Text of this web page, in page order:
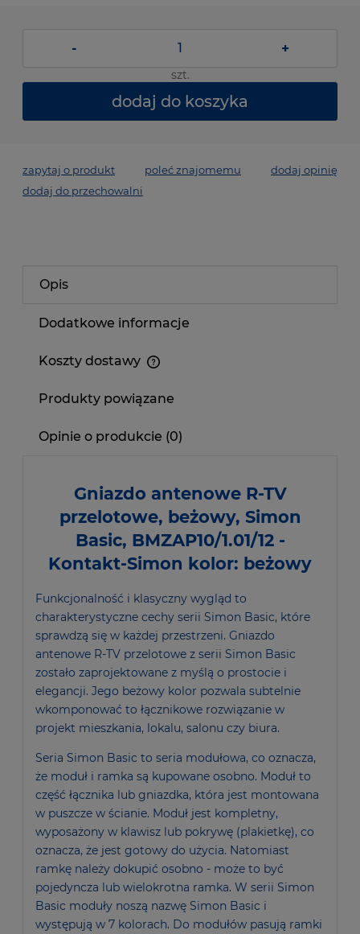
- +
szt.
dodaj do koszyka
zapytaj o produkt poleć znajomemu
dodaj opinię
dodaj do przechowalni
Opis
Dodatkowe informacje
Koszty dostawy
Produkty powiązane
Opinie o produkcie (0)
Gniazdo antenowe R-TV
przelotowe, beżowy, Simon
Basic, BMZAP10/1.01/12 -
Kontakt-Simon kolor: beżowy
Funkcjonalność i klasyczny wygląd to
charakterystyczne cechy serii Simon Basic, które
sprawdzą się w każdej przestrzeni. Gniazdo
antenowe R-TV przelotowe z serii Simon Basic
zostało zaprojektowane z myślą o prostocie i
elegancji. Jego beżowy kolor pozwala subtelnie
wkomponować to łącznikowe rozwiązanie w
projekt mieszkania, lokalu, salonu czy biura.
Seria Simon Basic to seria modułowa, co oznacza,
że moduł i ramka są kupowane osobno. Moduł to
część łącznika lub gniazdka, która jest montowana
w puszcze w ścianie. Moduł jest kompletny,
wyposażony w klawisz lub pokrywę (plakietkę), co
oznacza, że jest gotowy do użycia. Natomiast
ramkę należy dokupić osobno - może to być
pojedyncza lub wielokrotna ramka. W serii Simon
Basic moduły noszą nazwę Simon Basic i
występują w 7 kolorach. Do modułów pasują ramki